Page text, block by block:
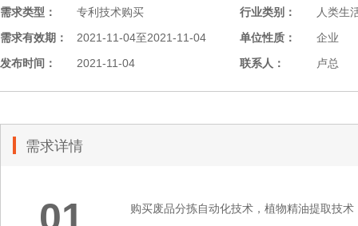
需求类型： 专利技术购买 行业类别：
人类生
需求有效期：
2021-11-04至2021-11-04 单位性质：
企业
发布时间：
2021-11-04 联系人： 卢总
需求详情
购买废品分拣自动化技术，植物精油提取技术